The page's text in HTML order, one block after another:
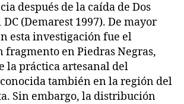
después de la caída de Dos
(Demarest 1997). De mayor
esta investigación fue el
fragmento en Piedras Negras,
la práctica artesanal del
también en la región del
Sin embargo, la distribución